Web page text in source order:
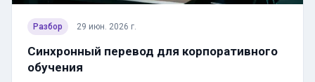
Разбор 29 июн. 2026 г.
Синхронный перевод для корпоративного
обучения